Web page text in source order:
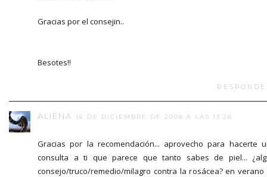
Gracias por el consejin..
Besotes!!
ALIENA 16 DE DICIEMBRE DE 2008 A LAS 13:26
Gracias por la recomendación... aprovecho para hacerte
consulta a ti que parece que tanto sabes de piel...
consejo/truco/remedio/milagro contra la rosácea? en verano